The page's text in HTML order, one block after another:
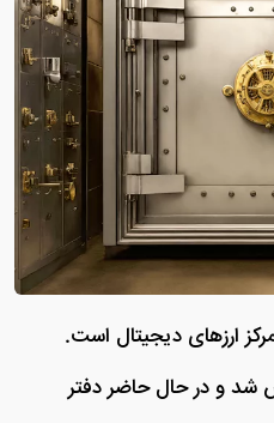
ارزهای دیجیتال است.
سال ۲۰۱۵ تاسیس شد و در حال حاضر دفتر